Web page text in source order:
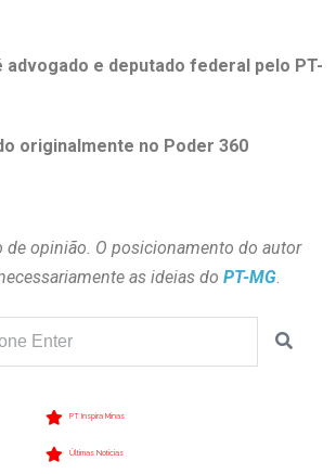
advogado e deputado federal pelo PT-
originalmente no Poder 360
de opinião. O posicionamento do autor
as ideias do PT-MG.
PT Inspira Minas
Últimas Notícias